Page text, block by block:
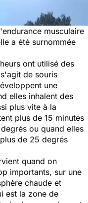
musculaire
a été surnommée
ont utilisé des
de souris
une
elles inhalent des
plus vite à la
plus de 15 minutes
ou quand elles
de 25 degrés
quand on
importants, sur une
chaude et
est la zone de